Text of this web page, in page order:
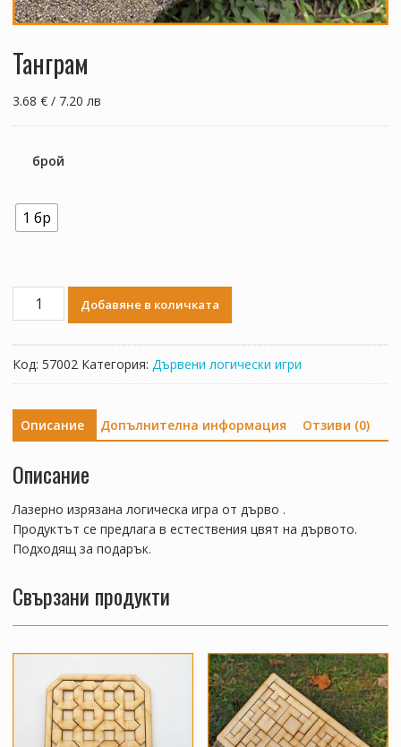
Танграм
3.68 € / 7.20 лв
брой
1 бр
количество
Добавяне в количката
Код: 57002 Категория: Дървени логически игри
Описание Допълнителна информация Отзиви (0)
Описание
Лазерно изрязана логическа игра от дърво .
Продуктът се предлага в естествения цвят на дървото.
Подходящ за подарък.
Свързани продукти